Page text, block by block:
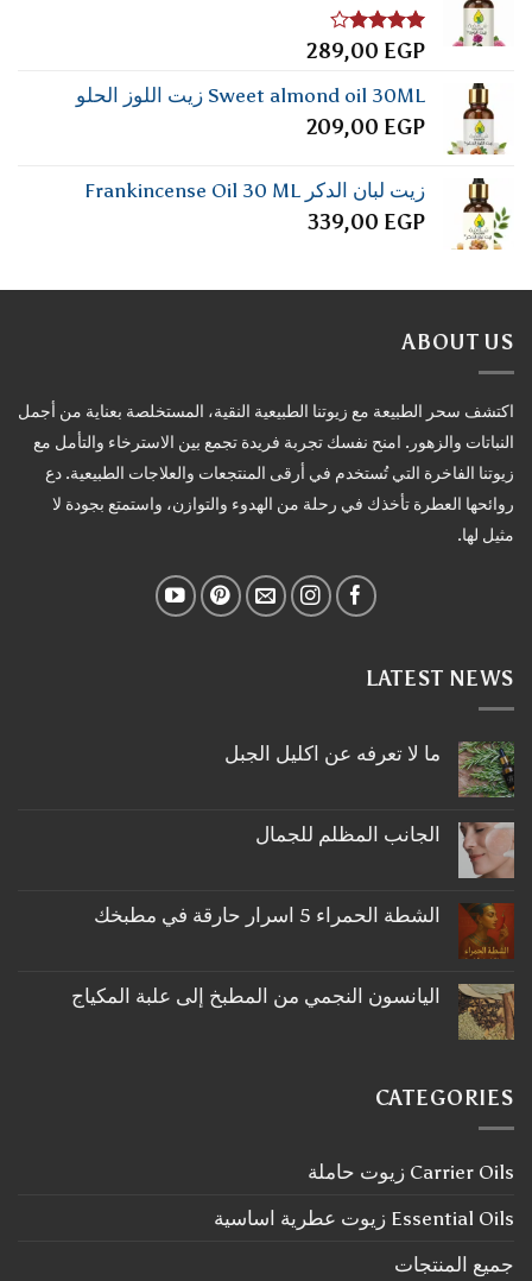
تم
4.00من
5
289,00 EGP
Sweet almond oil 30ML زيت اللوز الحلو
209,00 EGP
زيت لبان الدكر Frankincense Oil 30 ML
339,00 EGP
ABOUT US
اكتشف سحر الطبيعة مع زيوتنا الطبيعية النقية، المستخلصة بعناية من أجمل
النباتات والزهور. امنح نفسك تجربة فريدة تجمع بين الاسترخاء والتأمل مع
زيوتنا الفاخرة التي تُستخدم في أرقى المنتجعات والعلاجات الطبيعية. دع
روائحها العطرة تأخذك في رحلة من الهدوء والتوازن، واستمتع بجودة لا
مثيل لها.
LATEST NEWS
ما لا تعرفه عن اكليل الجبل
على
ما
اكليل
الجبل
الجانب المظلم للجمال
على
الجانب
الشطة الحمراء 5 اسرار حارقة في مطبخك
على
الشطة
في
مطبخك
اليانسون النجمي من المطبخ إلى علبة المكياج
اليانسون
النجمي
علبة
المكياج
CATEGORIES
Carrier Oils زيوت حاملة
Essential Oils زيوت عطرية اساسية
جميع المنتجات